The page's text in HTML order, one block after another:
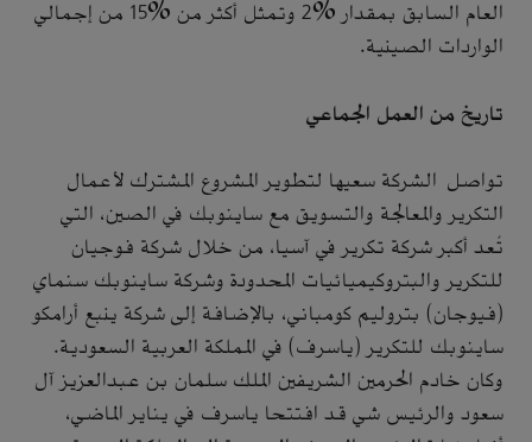
العام السابق بمقدار %2 وتمثل أكثر من %15 من إجمالي
الواردات الصينية.
تاريخ من العمل الجماعي
تواصل الشركة سعيها لتطوير المشروع المشترك لأعمال
التكرير والمعالجة والتسويق مع ساينوبك في الصين، التي
تُعد أكبر شركة تكرير في آسيا، من خلال شركة فوجيان
للتكرير والبتروكيميائيات المحدودة وشركة ساينوبك سنماي
(فيوجان) بتروليم كومباني، بالإضافة إلى شركة ينبع أرامكو
ساينوبك للتكرير (ياسرف) في المملكة العربية السعودية.
وكان خادم الحرمين الشريفين الملك سلمان بن عبدالعزيز آل
سعود والرئيس شي قد افتتحا ياسرف في يناير الماضي،